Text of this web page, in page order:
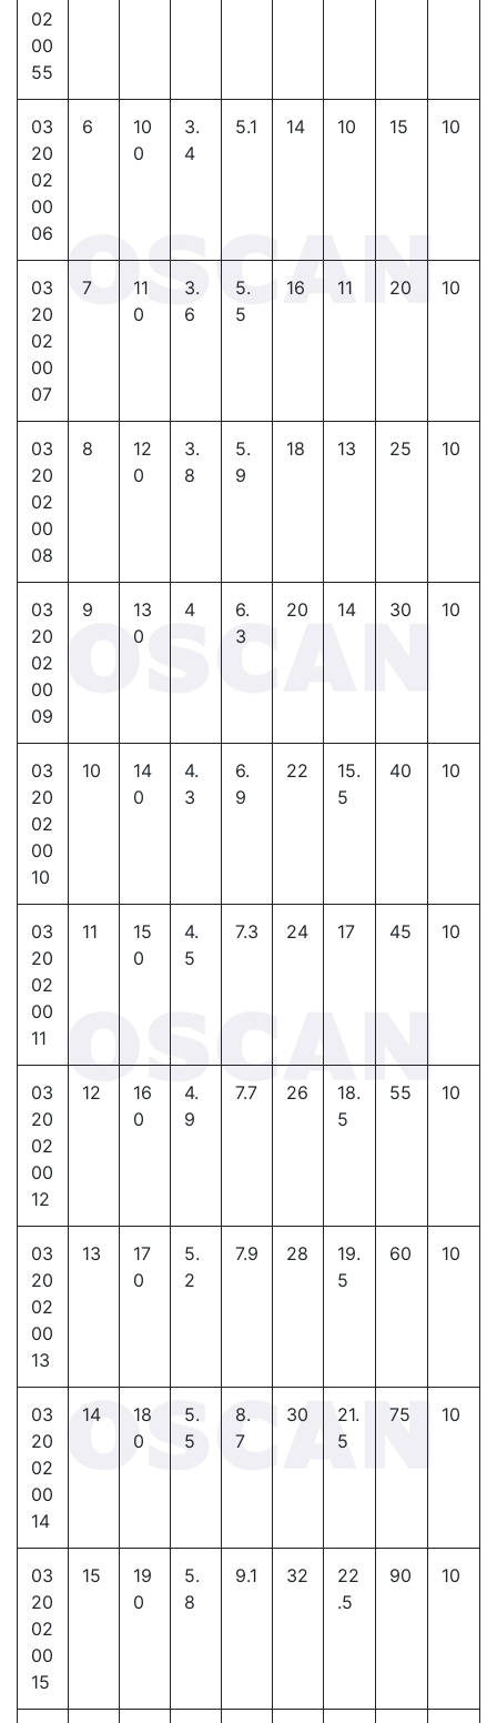
02
00
55
03
20
02
00
06
6
10
0
3.
4
5.1 14 10 15 10
03
20
02
00
07
7
11
0
3.
6
5.
5
16 11 20 10
03
20
02
00
08
8
12
0
3.
8
5.
9
18 13 25 10
03
20
02
00
09
9
13
0
4
6.
3
20 14 30 10
03
20
02
00
10
10
14
0
4.
3
6.
9
22
15.
5
40 10
03
20
02
00
11
11
15
0
4.
5
7.3 24 17 45 10
03
20
02
00
12
12
16
0
4.
9
7.7 26
18.
5
55 10
03
20
02
00
13
13
17
0
5.
2
7.9 28
19.
5
60 10
03
20
02
00
14
14
18
0
5.
5
8.
7
30
21.
5
75 10
03
20
02
00
15
15
19
0
5.
8
9.1 32
22
.5
90 10